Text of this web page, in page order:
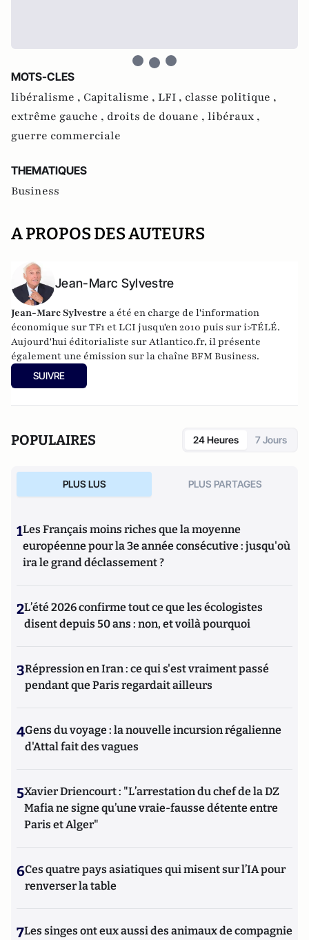
MOTS-CLES
libéralisme , Capitalisme , LFI , classe politique ,
extrême gauche , droits de douane , libéraux ,
guerre commerciale
THEMATIQUES
Business
A PROPOS DES AUTEURS
Jean-Marc Sylvestre
Jean-Marc Sylvestre a été en charge de l'information
économique sur TF1 et LCI jusqu'en 2010 puis sur i>TÉLÉ.
Aujourd'hui éditorialiste sur Atlantico.fr, il présente
également une émission sur la chaîne BFM Business.
SUIVRE
POPULAIRES 24 Heures 7 Jours
PLUS LUS PLUS PARTAGES
1Les Français moins riches que la moyenne
européenne pour la 3e année consécutive : jusqu'où
ira le grand déclassement ?
2L’été 2026 confirme tout ce que les écologistes
disent depuis 50 ans : non, et voilà pourquoi
3Répression en Iran : ce qui s'est vraiment passé
pendant que Paris regardait ailleurs
4Gens du voyage : la nouvelle incursion régalienne
d'Attal fait des vagues
5Xavier Driencourt : "L’arrestation du chef de la DZ
Mafia ne signe qu’une vraie-fausse détente entre
Paris et Alger"
6Ces quatre pays asiatiques qui misent sur l’IA pour
renverser la table
7Les singes ont eux aussi des animaux de compagnie